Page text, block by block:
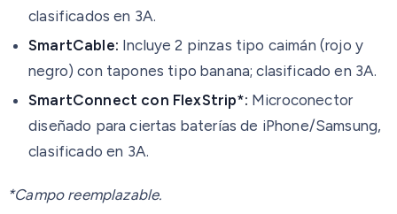
clasificados en 3A.
SmartCable: Incluye 2 pinzas tipo caimán (rojo y
negro) con tapones tipo banana; clasificado en 3A.
SmartConnect con FlexStrip*: Microconector
diseñado para ciertas baterías de iPhone/Samsung,
clasificado en 3A.
*Campo reemplazable.